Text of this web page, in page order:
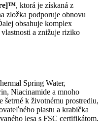
, ktorá je získaná z
zložka podporuje obnovu
obsahuje komplex
a znižuje riziko
Spring Water,
Niacinamide a mnoho
šetrné k životnému prostrediu,
plastu a krabička
lesa s FSC certifikátom.